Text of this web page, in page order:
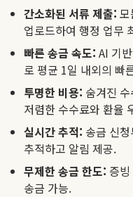
간소화된 서류 제출:
업로드하여 행정 업무
빠른 송금 속도: AI 기
로 평균 1일 내외의 빠
투명한 비용: 숨겨진
저렴한 수수료와 환율
실시간 추적: 송금 신
추적하고 알림 제공.
무제한 송금 한도: 증
송금 가능.